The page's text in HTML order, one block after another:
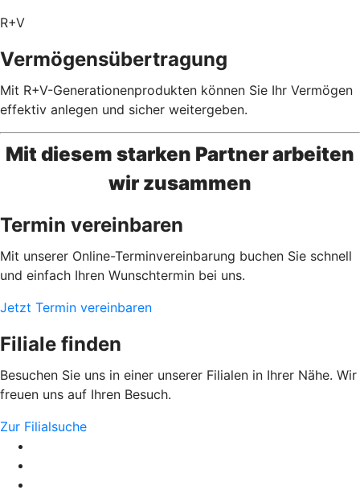
R+V
Vermögensübertragung
Mit R+V-Generationenprodukten können Sie Ihr Vermögen
effektiv anlegen und sicher weitergeben.
Mit diesem starken Partner arbeiten
wir zusammen
Termin vereinbaren
Mit unserer Online-Terminvereinbarung buchen Sie schnell
und einfach Ihren Wunschtermin bei uns.
Jetzt Termin vereinbaren
Filiale finden
Besuchen Sie uns in einer unserer Filialen in Ihrer Nähe. Wir
freuen uns auf Ihren Besuch.
Zur Filialsuche